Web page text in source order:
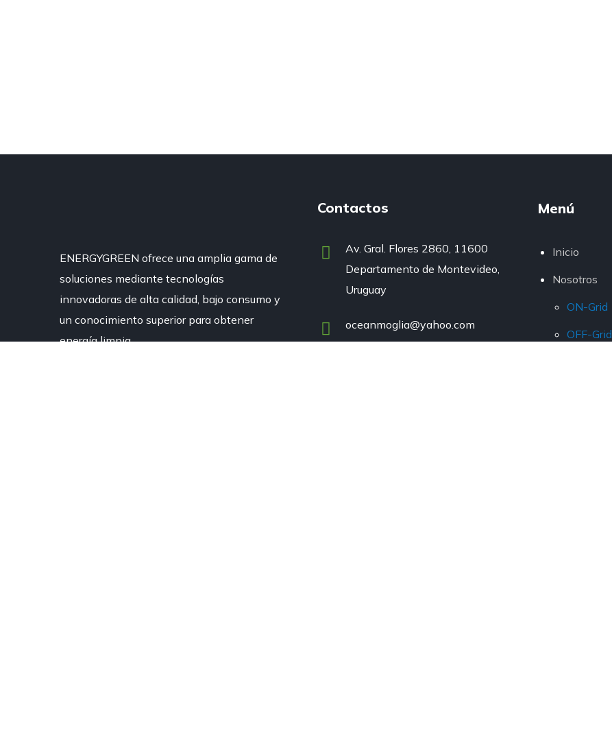
ENERGYGREEN ofrece una amplia gama de
soluciones mediante tecnologías
innovadoras de alta calidad, bajo consumo y
un conocimiento superior para obtener
energía limpia.
Contactos
Av. Gral. Flores 2860, 11600
Departamento de Montevideo,
Uruguay
oceanmoglia@yahoo.com
Menú
Inicio
Nosotros
ON-Grid
OFF-Grid